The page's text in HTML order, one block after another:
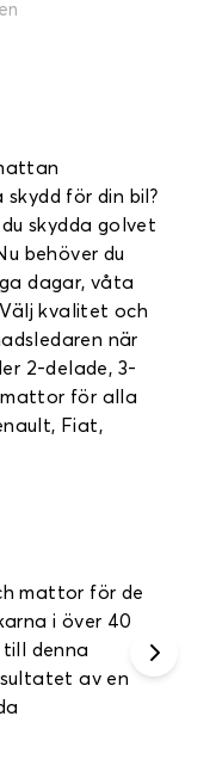
för din bil?
skydda golvet
behöver du
dagar, våta
kvalitet och
när
2-delade, 3-
för alla
Fiat,
till 2 år
på alla dina
bagagemattor och
på dina